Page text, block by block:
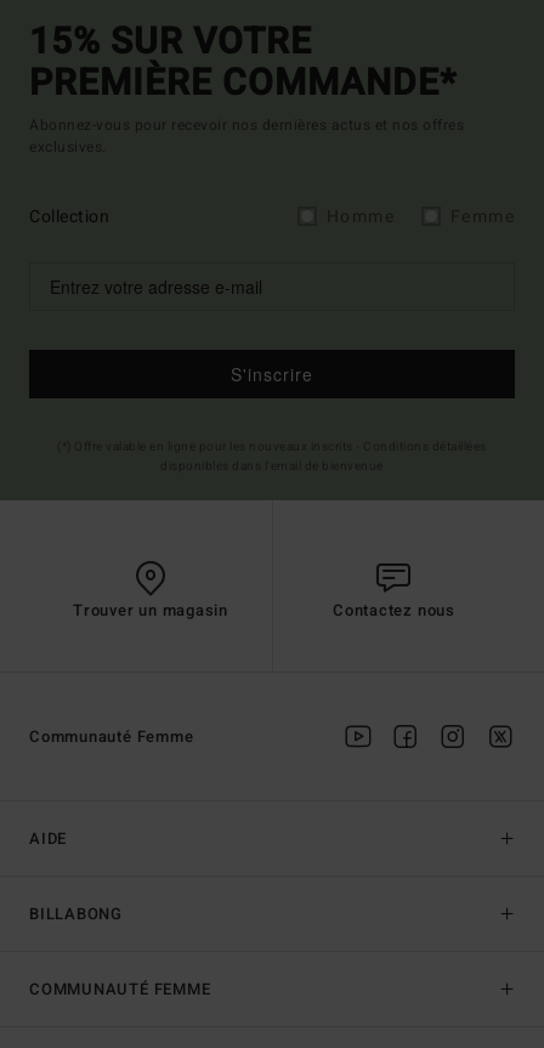
15% SUR VOTRE
PREMIÈRE COMMANDE*
Abonnez-vous pour recevoir nos dernières actus et nos offres
exclusives.
Collection
S'inscrire
Trouver un magasin Contactez nous
AIDE
BILLABONG
Communauté Femme
COMMUNAUTÉ FEMME